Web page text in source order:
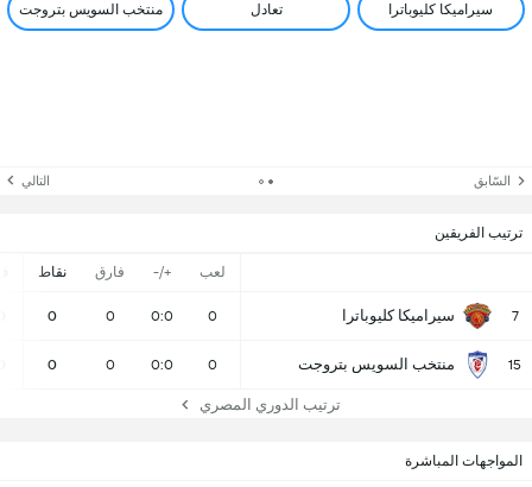
سيراميكا كليوباترا تعادل منتخب السويس بتروجت
السّابق التالي
ترتيب الفريقين
لعب +/- فارق نقاط
7 سيراميكا كليوباترا 0
0:0
0
0
15 منتخب السويس بتروجت 0
0:0
0
0
ترتيب الدوري المصري
المواجهات المباشرة